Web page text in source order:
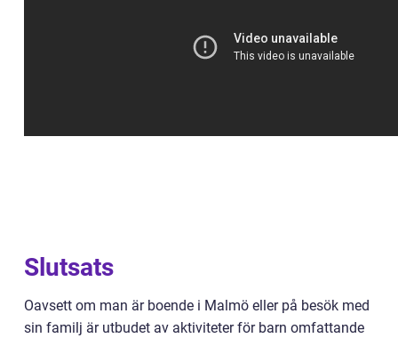
Slutsats
Oavsett om man är boende i Malmö eller på besök med
sin familj är utbudet av aktiviteter för barn omfattande